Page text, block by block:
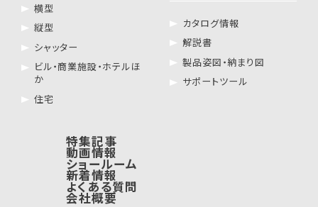
横型
縦型
シャッター
ビル・商業施設・ホテルほ
か
住宅
カタログ情報
解説書
製品姿図・納まり図
サポートツール
特集記事
動画情報
ショールーム
新着情報
よくある質問
会社概要